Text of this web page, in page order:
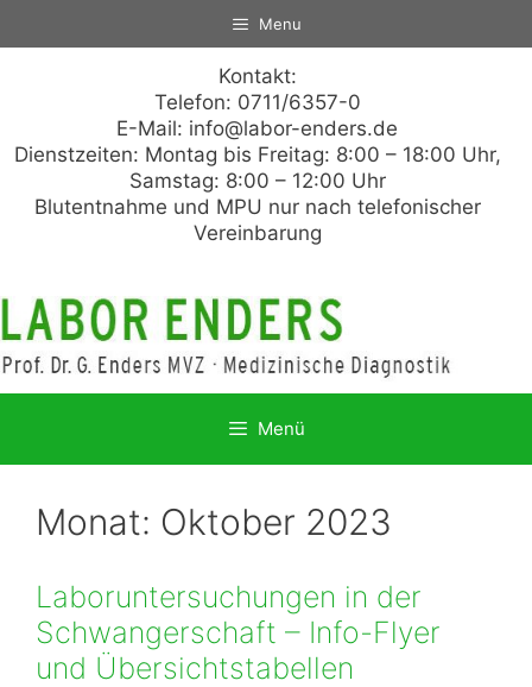
Menu
Kontakt:
Telefon: 0711/6357-0
E-Mail: info@labor-enders.de
Dienstzeiten: Montag bis Freitag: 8:00 – 18:00 Uhr,
Samstag: 8:00 – 12:00 Uhr
Blutentnahme und MPU nur nach telefonischer
Vereinbarung
Menü
Monat: Oktober 2023
Laboruntersuchungen in der
Schwangerschaft – Info-Flyer
und Übersichtstabellen